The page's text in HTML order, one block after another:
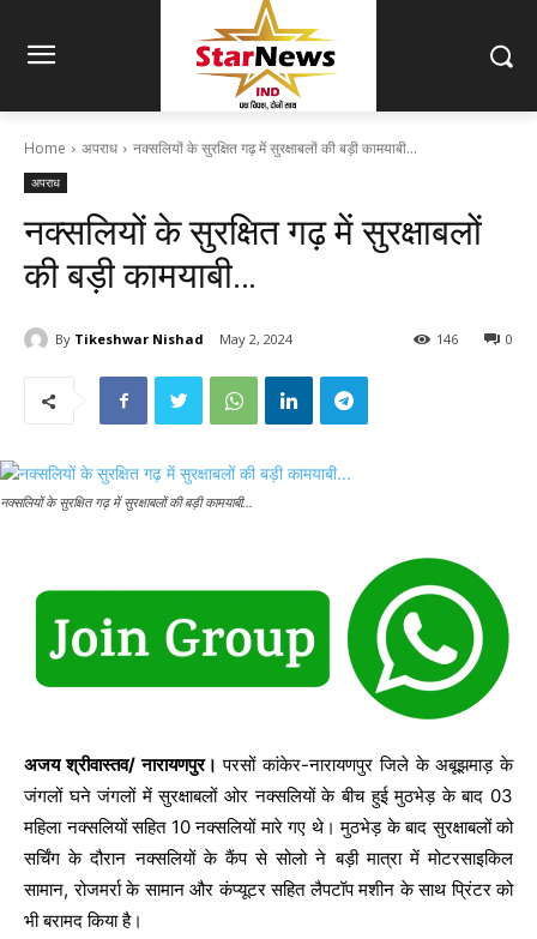
Home अपराध नक्सलियों के सुरक्षित गढ़ में सुरक्षाबलों की बड़ी कामयाबी...
अपराध
नक्सलियों के सुरक्षित गढ़ में सुरक्षाबलों
की बड़ी कामयाबी…
By Tikeshwar Nishad May 2, 2024 0
146
नक्सलियों के सुरक्षित गढ़ में सुरक्षाबलों की बड़ी कामयाबी...
अजय श्रीवास्तव/ नारायणपुर। परसों कांकेर-नारायणपुर जिले के अबूझमाड़ के
जंगलों घने जंगलों में सुरक्षाबलों ओर नक्सलियों के बीच हुई मुठभेड़ के बाद 03
महिला नक्सलियों सहित 10 नक्सलियों मारे गए थे। मुठभेड़ के बाद सुरक्षाबलों को
सर्चिंग के दौरान नक्सलियों के कैंप से सोलो ने बड़ी मात्रा में मोटरसाइकिल
सामान, रोजमर्रा के सामान और कंप्यूटर सहित लैपटॉप मशीन के साथ प्रिंटर को
भी बरामद किया है।